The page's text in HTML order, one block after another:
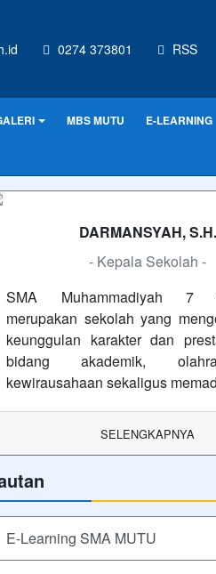
0274 373801 RSS
MBS MUTU E-LEARNING
DARMANSYAH, S.H.
- Kepala Sekolah -
SMA Muhammadiyah 7
merupakan sekolah yang
keunggulan karakter dan
bidang akademik,
kewirausahaan sekaligus
SELENGKAPNYA
E-Learning SMA MUTU